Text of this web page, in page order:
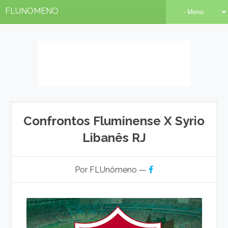
FLUNOMENO
Confrontos Fluminense X Syrio
Libanês RJ
Por FLUnômeno —